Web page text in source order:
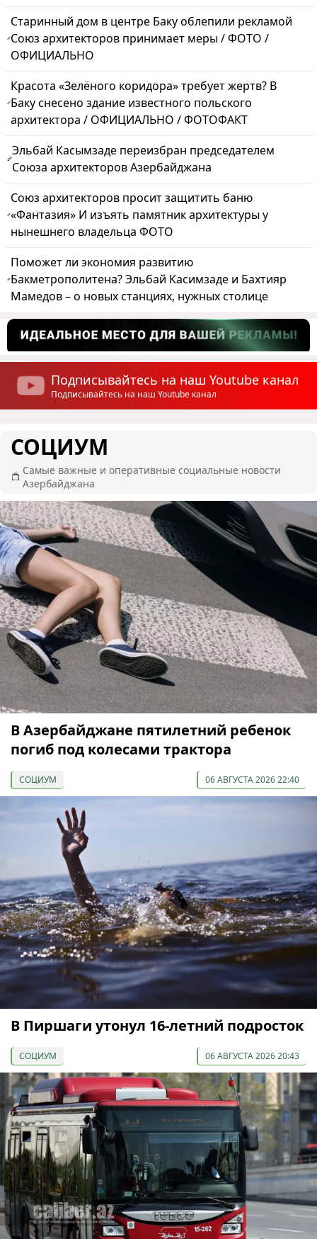
Старинный дом в центре Баку облепили рекламой
Союз архитекторов принимает меры / ФОТО /
ОФИЦИАЛЬНО
Красота «Зелёного коридора» требует жертв? В
Баку снесено здание известного польского
архитектора / ОФИЦИАЛЬНО / ФОТОФАКТ
Эльбай Касымзаде переизбран председателем
Союза архитекторов Азербайджана
Союз архитекторов просит защитить баню
«Фантазия» И изъять памятник архитектуры у
нынешнего владельца ФОТО
Поможет ли экономия развитию
Бакметрополитена? Эльбай Касимзаде и Бахтияр
Мамедов – о новых станциях, нужных столице
Подписывайтесь на наш Youtube канал
Подписывайтесь на наш Youtube канал
СОЦИУМ
Самые важные и оперативные социальные новости
Азербайджана
В Азербайджане пятилетний ребенок
погиб под колесами трактора
СОЦИУМ 06 АВГУСТА 2026 22:40
В Пиршаги утонул 16-летний подросток
СОЦИУМ 06 АВГУСТА 2026 20:43